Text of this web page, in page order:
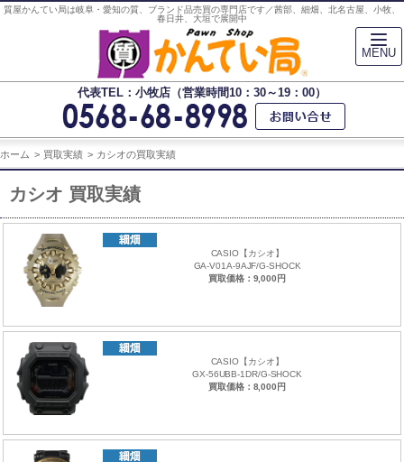
質屋かんてい局は岐阜・愛知の質、ブランド品売買の専門店です／茜部、細畑、北名古屋、小牧、
春日井、大垣で展開中
代表TEL：小牧店（営業時間10：30～19：00）
ホーム 買取実績 カシオの買取実績
カシオ 買取実績
CASIO【カシオ】
GA-V01A-9AJF/G-SHOCK
買取価格：9,000円
CASIO【カシオ】
GX-56UBB-1DR/G-SHOCK
買取価格：8,000円
MENU